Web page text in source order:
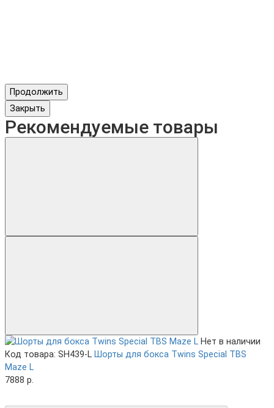
Продолжить
Закрыть
Рекомендуемые товары
Нет в наличии
Код товара: SH439-L Шорты для бокса Twins Special TBS
Maze L
7888 р.